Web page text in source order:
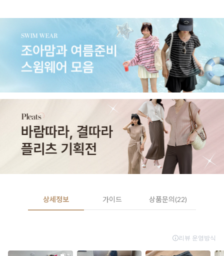
상세정보 가이드 상품문의(22)